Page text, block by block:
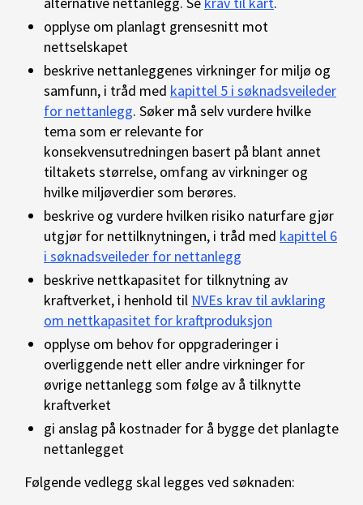
opplyse om planlagt grensesnitt mot
nettselskapet
beskrive nettanleggenes virkninger for miljø og
samfunn, i tråd med kapittel 5 i søknadsveileder
for nettanlegg. Søker må selv vurdere hvilke
tema som er relevante for
konsekvensutredningen basert på blant annet
tiltakets størrelse, omfang av virkninger og
hvilke miljøverdier som berøres.
beskrive og vurdere hvilken risiko naturfare gjør
utgjør for nettilknytningen, i tråd med kapittel 6
i søknadsveileder for nettanlegg
beskrive nettkapasitet for tilknytning av
kraftverket, i henhold til NVEs krav til avklaring
om nettkapasitet for kraftproduksjon
opplyse om behov for oppgraderinger i
overliggende nett eller andre virkninger for
øvrige nettanlegg som følge av å tilknytte
kraftverket
gi anslag på kostnader for å bygge det planlagte
nettanlegget
Følgende vedlegg skal legges ved søknaden: